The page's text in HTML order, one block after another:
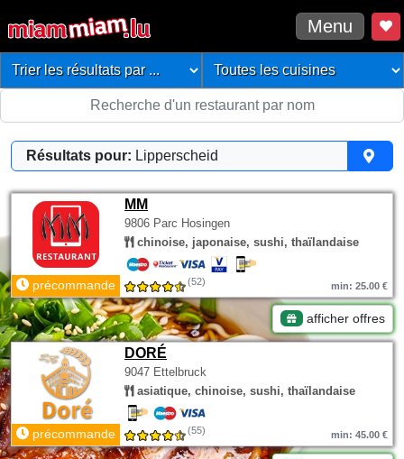
Menu
Résultats pour: Lipperscheid
MM
9806 Parc Hosingen
chinoise, japonaise, sushi, thaïlandaise
précommande (52) min: 25.00 €
afficher offres
DORÉ
9047 Ettelbruck
asiatique, chinoise, sushi, thaïlandaise
précommande (55) min: 45.00 €